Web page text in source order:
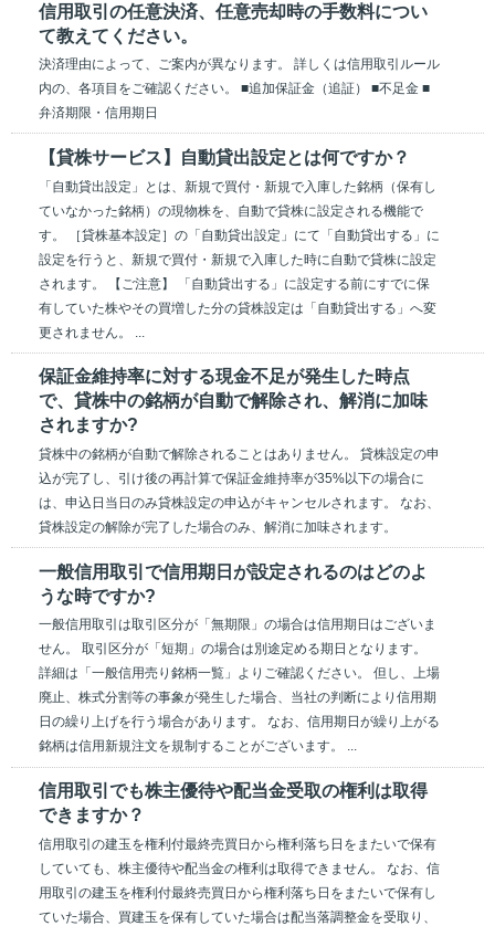
信用取引の任意決済、任意売却時の手数料につい
て教えてください。
決済理由によって、ご案内が異なります。 詳しくは信用取引ルール
内の、各項目をご確認ください。 ■追加保証金（追証） ■不足金 ■
弁済期限・信用期日
【貸株サービス】自動貸出設定とは何ですか？
「自動貸出設定」とは、新規で買付・新規で入庫した銘柄（保有し
ていなかった銘柄）の現物株を、自動で貸株に設定される機能で
す。 ［貸株基本設定］の「自動貸出設定」にて「自動貸出する」に
設定を行うと、新規で買付・新規で入庫した時に自動で貸株に設定
されます。 【ご注意】 「自動貸出する」に設定する前にすでに保
有していた株やその買増した分の貸株設定は「自動貸出する」へ変
更されません。 ...
保証金維持率に対する現金不足が発生した時点
で、貸株中の銘柄が自動で解除され、解消に加味
されますか?
貸株中の銘柄が自動で解除されることはありません。 貸株設定の申
込が完了し、引け後の再計算で保証金維持率が35%以下の場合に
は、申込日当日のみ貸株設定の申込がキャンセルされます。 なお、
貸株設定の解除が完了した場合のみ、解消に加味されます。
一般信用取引で信用期日が設定されるのはどのよ
うな時ですか?
一般信用取引は取引区分が「無期限」の場合は信用期日はございま
せん。 取引区分が「短期」の場合は別途定める期日となります。
詳細は「一般信用売り銘柄一覧」よりご確認ください。 但し、上場
廃止、株式分割等の事象が発生した場合、当社の判断により信用期
日の繰り上げを行う場合があります。 なお、信用期日が繰り上がる
銘柄は信用新規注文を規制することがございます。 ...
信用取引でも株主優待や配当金受取の権利は取得
できますか？
信用取引の建玉を権利付最終売買日から権利落ち日をまたいで保有
していても、株主優待や配当金の権利は取得できません。 なお、信
用取引の建玉を権利付最終売買日から権利落ち日をまたいで保有し
ていた場合、買建玉を保有していた場合は配当落調整金を受取り、